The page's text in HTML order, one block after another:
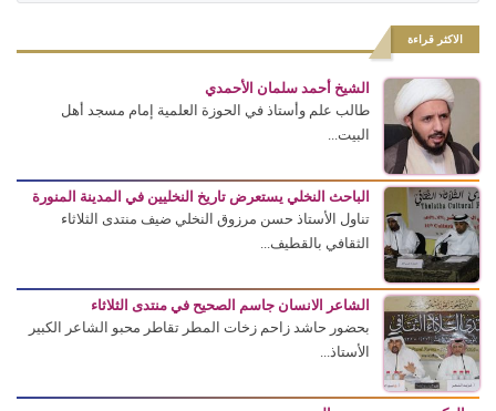
الاكثر قراءة
الشيخ أحمد سلمان الأحمدي
طالب علم وأستاذ في الحوزة العلمية إمام مسجد أهل
البيت...
الباحث النخلي يستعرض تاريخ النخليين في المدينة المنورة
تناول الأستاذ حسن مرزوق النخلي ضيف منتدى الثلاثاء
الثقافي بالقطيف...
الشاعر الانسان جاسم الصحيح في منتدى الثلاثاء
بحضور حاشد زاحم زخات المطر تقاطر محبو الشاعر الكبير
الأستاذ...